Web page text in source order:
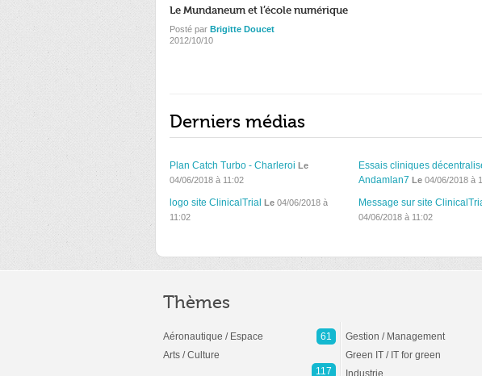
Le Mundaneum et l’école numérique
Posté par Brigitte Doucet
2012/10/10
Derniers médias
Plan Catch Turbo - Charleroi Le
04/06/2018 à 11:02
Essais cliniques
Andamlan7 Le04/06/2018 à
logo site ClinicalTrial Le 04/06/2018 à
11:02
Message sur site
04/06/2018 à 11:02
Thèmes
Aéronautique / Espace
61
Arts / Culture
117
Gestion / Management
Green IT / IT for green
Industrie